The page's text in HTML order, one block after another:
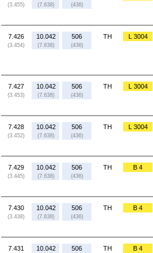
(3.455) (7.638) (436)
7.426
(3.454)
10.042
(7.638)
506
(436)
TH L 3004
7.427
(3.453)
10.042
(7.638)
506
(436)
TH L 3004
7.428
(3.452)
10.042
(7.638)
506
(436)
TH L 3004
7.429
(3.445)
10.042
(7.638)
506
(436)
TH B 4
7.430
(3.438)
10.042
(7.638)
506
(436)
TH B 4
7.431 10.042 506 TH B 4